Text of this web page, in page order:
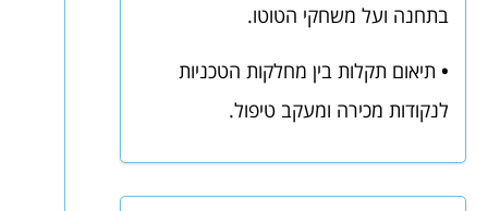
בתחנה ועל משחקי הטוטו.
• תיאום תקלות בין מחלקות הטכניות
לנקודות מכירה ומעקב טיפול.